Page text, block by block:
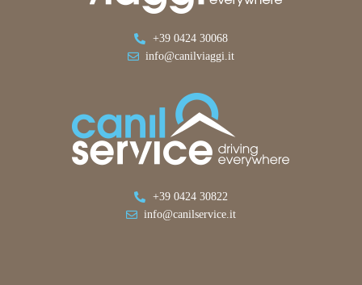
+39 0424 30068
info@canilviaggi.it
+39 0424 30822
info@canilservice.it